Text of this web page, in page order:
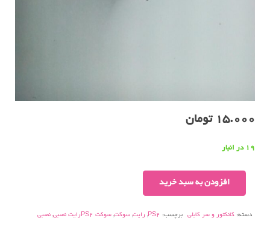
15.000 تومان
19 در انبار
عدد
افزودن به سبد خرید
دسته: کانکتور و سر کابلی برچسب: PS2
, رایت, سوکت, سوکت PS2رایت نصبی , نصبی